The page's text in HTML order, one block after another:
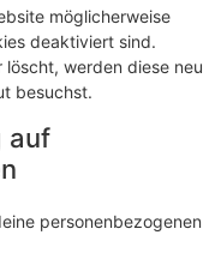
möglicherweise
deaktiviert sind.
löscht, werden diese neu
besuchst.
auf
personenbezogenen